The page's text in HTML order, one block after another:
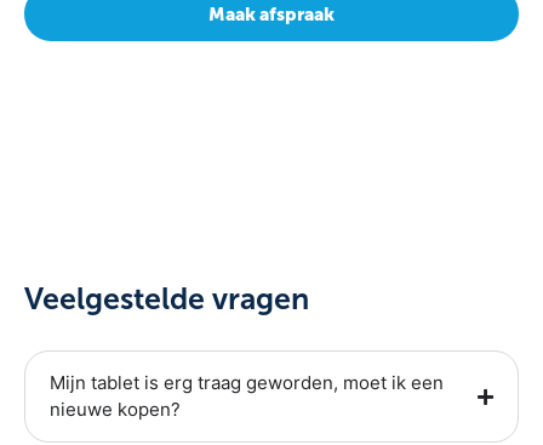
Maak afspraak
Veelgestelde vragen
Mijn tablet is erg traag geworden, moet ik een
nieuwe kopen?